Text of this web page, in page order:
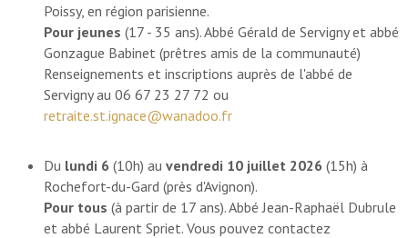
Poissy, en région parisienne.
Pour jeunes (17 - 35 ans). Abbé Gérald de Servigny et abbé
Gonzague Babinet (prêtres amis de la communauté)
Renseignements et inscriptions auprès de l'abbé de
Servigny au 06 67 23 27 72 ou
retraite.st.ignace@wanadoo.fr
Du lundi 6 (10h) au vendredi 10 juillet 2026 (15h) à
Rochefort-du-Gard (près d'Avignon).
Pour tous (à partir de 17 ans). Abbé Jean-Raphaël Dubrule
et abbé Laurent Spriet. Vous pouvez contactez